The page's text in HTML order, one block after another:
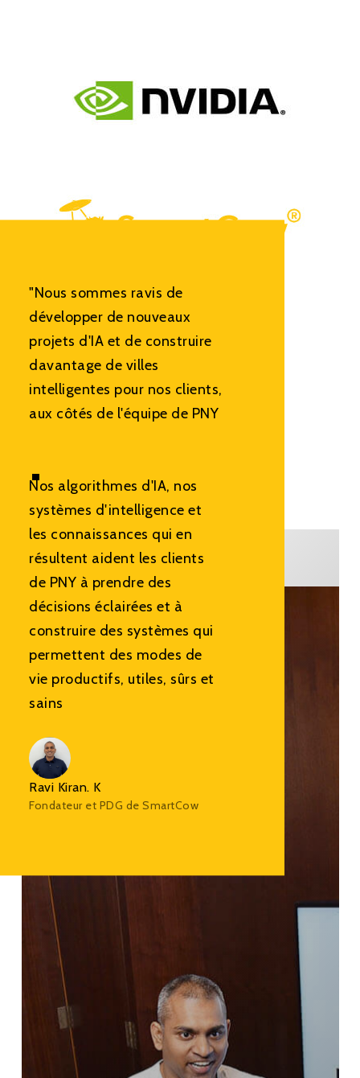
"Nous sommes ravis de
développer de nouveaux
projets d'IA et de construire
davantage de villes
intelligentes pour nos clients,
aux côtés de l'équipe de PNY
.
Nos algorithmes d'IA, nos
systèmes d'intelligence et
les connaissances qui en
résultent aident les clients
de PNY à prendre des
décisions éclairées et à
construire des systèmes qui
permettent des modes de
vie productifs, utiles, sûrs et
sains
Ravi Kiran. K
Fondateur et PDG de SmartCow